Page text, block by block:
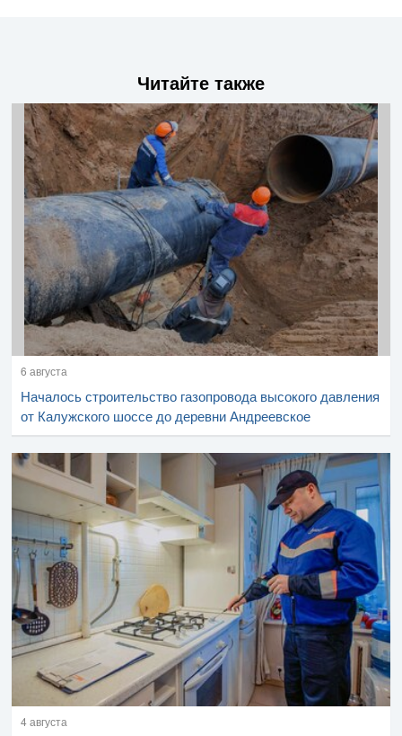
Читайте также
6 августа
Началось строительство газопровода высокого давления
от Калужского шоссе до деревни Андреевское
4 августа